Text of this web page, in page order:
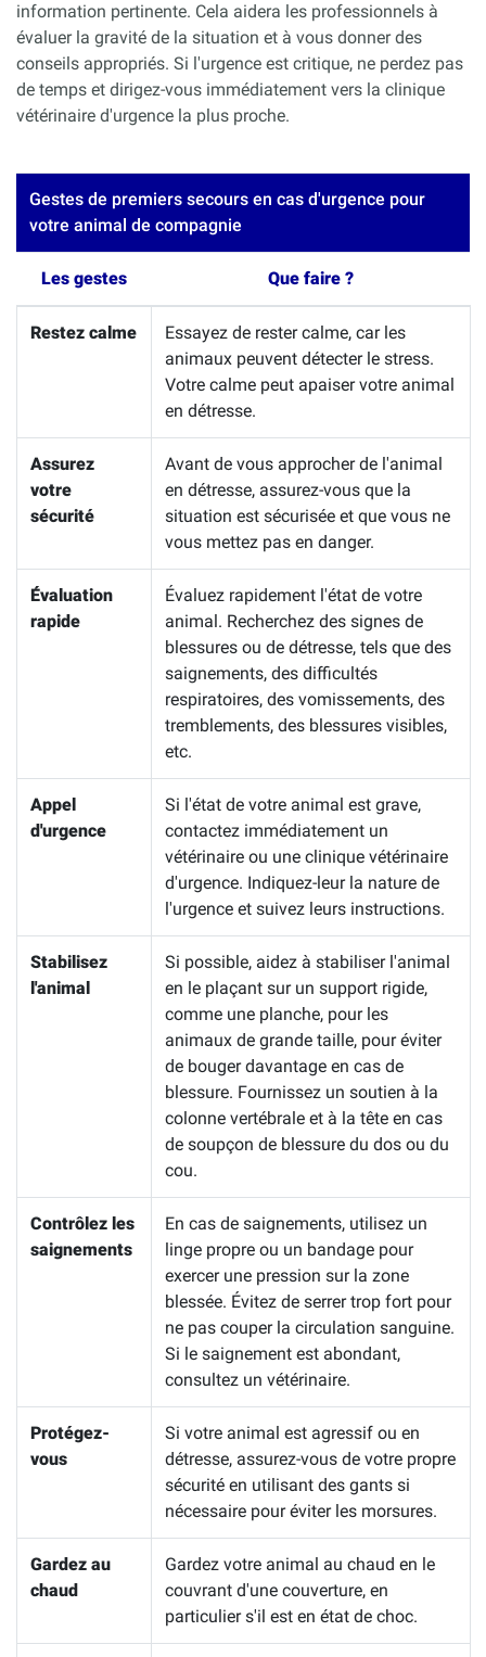
information pertinente. Cela aidera les professionnels à
évaluer la gravité de la situation et à vous donner des
conseils appropriés. Si l'urgence est critique, ne perdez pas
de temps et dirigez-vous immédiatement vers la clinique
vétérinaire d'urgence la plus proche.
Gestes de premiers secours en cas d'urgence pour
votre animal de compagnie
Les gestes Que faire ?
Restez calme
Essayez de rester calme, car les
animaux peuvent détecter le stress.
Votre calme peut apaiser votre animal
en détresse.
Assurez
votre
sécurité
Avant de vous approcher de l'animal
en détresse, assurez-vous que la
situation est sécurisée et que vous ne
vous mettez pas en danger.
Évaluation
rapide
Évaluez rapidement l'état de votre
animal. Recherchez des signes de
blessures ou de détresse, tels que des
saignements, des difficultés
respiratoires, des vomissements, des
tremblements, des blessures visibles,
etc.
Appel
d'urgence
Si l'état de votre animal est grave,
contactez immédiatement un
vétérinaire ou une clinique vétérinaire
d'urgence. Indiquez-leur la nature de
l'urgence et suivez leurs instructions.
Stabilisez
l'animal
Si possible, aidez à stabiliser l'animal
en le plaçant sur un support rigide,
comme une planche, pour les
animaux de grande taille, pour éviter
de bouger davantage en cas de
blessure. Fournissez un soutien à la
colonne vertébrale et à la tête en cas
de soupçon de blessure du dos ou du
cou.
Contrôlez les
saignements
En cas de saignements, utilisez un
linge propre ou un bandage pour
exercer une pression sur la zone
blessée. Évitez de serrer trop fort pour
ne pas couper la circulation sanguine.
Si le saignement est abondant,
consultez un vétérinaire.
Protégez-
vous
Si votre animal est agressif ou en
détresse, assurez-vous de votre propre
sécurité en utilisant des gants si
nécessaire pour éviter les morsures.
Gardez au
chaud
Gardez votre animal au chaud en le
couvrant d'une couverture, en
particulier s'il est en état de choc.